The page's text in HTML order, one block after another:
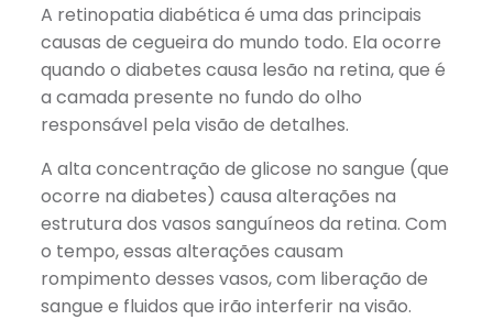
A retinopatia diabética é uma das principais
causas de cegueira do mundo todo. Ela ocorre
quando o diabetes causa lesão na retina, que é
a camada presente no fundo do olho
responsável pela visão de detalhes.
A alta concentração de glicose no sangue (que
ocorre na diabetes) causa alterações na
estrutura dos vasos sanguíneos da retina. Com
o tempo, essas alterações causam
rompimento desses vasos, com liberação de
sangue e fluidos que irão interferir na visão.